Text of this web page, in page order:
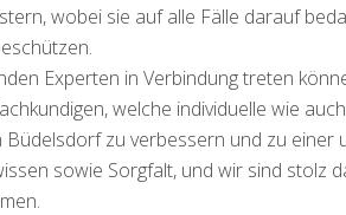
wobei sie auf alle Fälle darauf
Experten in Verbindung treten
welche individuelle wie
zu verbessern und zu einer
sowie Sorgfalt, und wir sind stolz